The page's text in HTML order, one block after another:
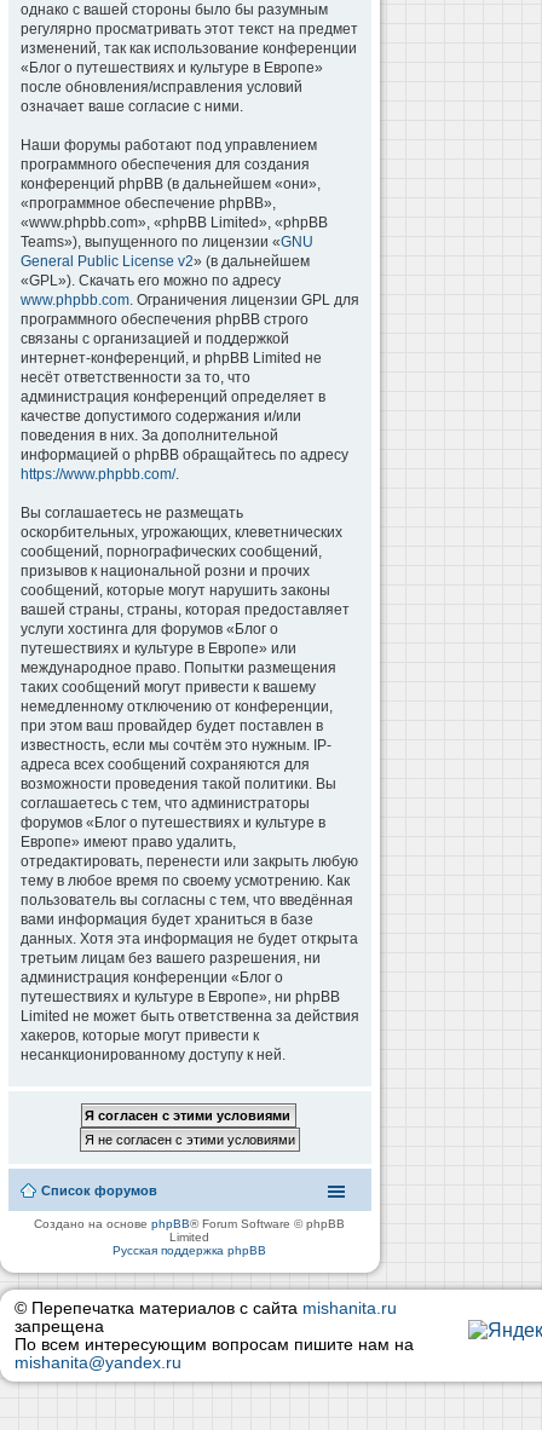
однако с вашей стороны было бы разумным
регулярно просматривать этот текст на предмет
изменений, так как использование конференции
«Блог о путешествиях и культуре в Европе»
после обновления/исправления условий
означает ваше согласие с ними.
Наши форумы работают под управлением
программного обеспечения для создания
конференций phpBB (в дальнейшем «они»,
«программное обеспечение phpBB»,
«www.phpbb.com», «phpBB Limited», «phpBB
Teams»), выпущенного по лицензии «GNU
General Public License v2» (в дальнейшем
«GPL»). Скачать его можно по адресу
www.phpbb.com. Ограничения лицензии GPL для
программного обеспечения phpBB строго
связаны с организацией и поддержкой
интернет-конференций, и phpBB Limited не
несёт ответственности за то, что
администрация конференций определяет в
качестве допустимого содержания и/или
поведения в них. За дополнительной
информацией о phpBB обращайтесь по адресу
https://www.phpbb.com/.
Вы соглашаетесь не размещать
оскорбительных, угрожающих, клеветнических
сообщений, порнографических сообщений,
призывов к национальной розни и прочих
сообщений, которые могут нарушить законы
вашей страны, страны, которая предоставляет
услуги хостинга для форумов «Блог о
путешествиях и культуре в Европе» или
международное право. Попытки размещения
таких сообщений могут привести к вашему
немедленному отключению от конференции,
при этом ваш провайдер будет поставлен в
известность, если мы сочтём это нужным. IP-
адреса всех сообщений сохраняются для
возможности проведения такой политики. Вы
соглашаетесь с тем, что администраторы
форумов «Блог о путешествиях и культуре в
Европе» имеют право удалить,
отредактировать, перенести или закрыть любую
тему в любое время по своему усмотрению. Как
пользователь вы согласны с тем, что введённая
вами информация будет храниться в базе
данных. Хотя эта информация не будет открыта
третьим лицам без вашего разрешения, ни
администрация конференции «Блог о
путешествиях и культуре в Европе», ни phpBB
Limited не может быть ответственна за действия
хакеров, которые могут привести к
несанкционированному доступу к ней.
Список форумов
Создано на основеphpBB® Forum Software © phpBB
Limited
Русская поддержка phpBB
© Перепечатка материалов с сайта mishanita.ru
запрещена
По всем интересующим вопросам пишите нам на
mishanita@yandex.ru